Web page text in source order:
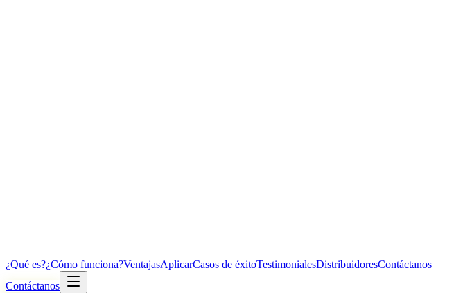
¿Qué es?¿Cómo funciona?VentajasAplicarCasos de éxitoTestimonialesDistribuidoresContáctanos
Contáctanos